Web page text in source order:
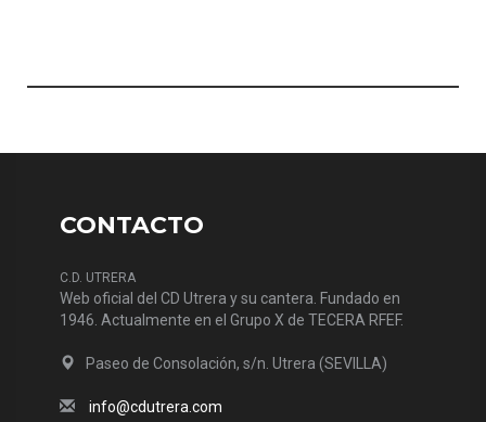
CONTACTO
C.D. UTRERA
Web oficial del CD Utrera y su cantera. Fundado en
1946. Actualmente en el Grupo X de TECERA RFEF.
Paseo de Consolación, s/n. Utrera (SEVILLA)
info@cdutrera.com